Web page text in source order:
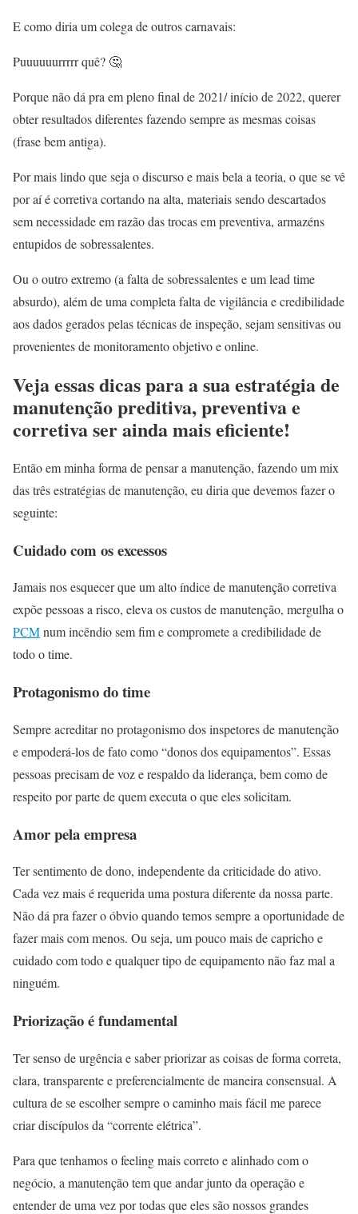
E como diria um colega de outros carnavais:
Puuuuuurrrrr quê? 🤔
Porque não dá pra em pleno final de 2021/ início de 2022, querer
obter resultados diferentes fazendo sempre as mesmas coisas
(frase bem antiga).
Por mais lindo que seja o discurso e mais bela a teoria, o que se vê
por aí é corretiva cortando na alta, materiais sendo descartados
sem necessidade em razão das trocas em preventiva, armazéns
entupidos de sobressalentes.
Ou o outro extremo (a falta de sobressalentes e um lead time
absurdo), além de uma completa falta de vigilância e credibilidade
aos dados gerados pelas técnicas de inspeção, sejam sensitivas ou
provenientes de monitoramento objetivo e online.
Veja essas dicas para a sua estratégia de
manutenção preditiva, preventiva e
corretiva ser ainda mais eficiente!
Então em minha forma de pensar a manutenção, fazendo um mix
das três estratégias de manutenção, eu diria que devemos fazer o
seguinte:
Cuidado com os excessos
Jamais nos esquecer que um alto índice de manutenção corretiva
expõe pessoas a risco, eleva os custos de manutenção, mergulha o
PCMnum incêndio sem fim e compromete a credibilidade de
todo o time.
Protagonismo do time
Sempre acreditar no protagonismo dos inspetores de manutenção
e empoderá-los de fato como “donos dos equipamentos”. Essas
pessoas precisam de voz e respaldo da liderança, bem como de
respeito por parte de quem executa o que eles solicitam.
Amor pela empresa
Ter sentimento de dono, independente da criticidade do ativo.
Cada vez mais é requerida uma postura diferente da nossa parte.
Não dá pra fazer o óbvio quando temos sempre a oportunidade de
fazer mais com menos. Ou seja, um pouco mais de capricho e
cuidado com todo e qualquer tipo de equipamento não faz mal a
ninguém.
Priorização é fundamental
Ter senso de urgência e saber priorizar as coisas de forma correta,
clara, transparente e preferencialmente de maneira consensual. A
cultura de se escolher sempre o caminho mais fácil me parece
criar discípulos da “corrente elétrica”.
Para que tenhamos o feeling mais correto e alinhado com o
negócio, a manutenção tem que andar junto da operação e
entender de uma vez por todas que eles são nossos grandes